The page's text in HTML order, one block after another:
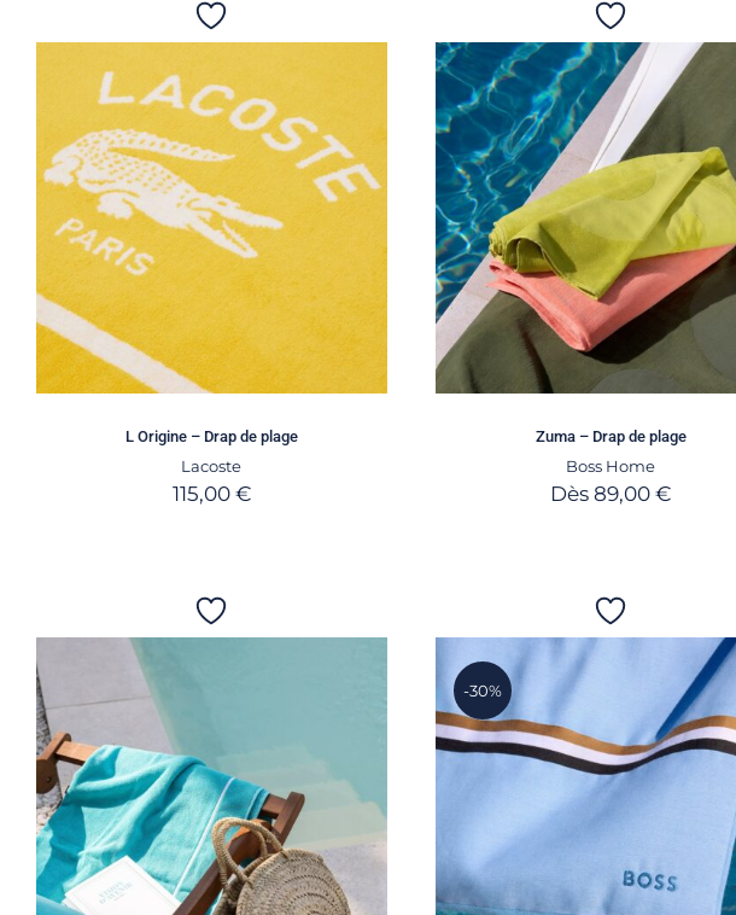
L Origine – Drap de plage
Lacoste
115,00 €
Zuma – Drap de plage
Boss Home
Dès89,00€
-30%